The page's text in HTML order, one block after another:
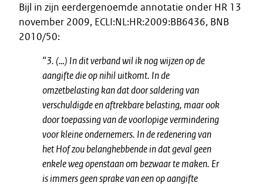
Bijl in zijn eerdergenoemde annotatie onder HR 13
november 2009, ECLI:NL:HR:2009:BB6436, BNB
2010/50:
“3. (…) In dit verband wil ik nog wijzen op de
aangifte die op nihil uitkomt. In de
omzetbelasting kan dat door saldering van
verschuldigde en aftrekbare belasting, maar ook
door toepassing van de voorlopige vermindering
voor kleine ondernemers. In de redenering van
het Hof zou belanghebbende in dat geval geen
enkele weg openstaan om bezwaar te maken. Er
is immers geen sprake van een op aangifte